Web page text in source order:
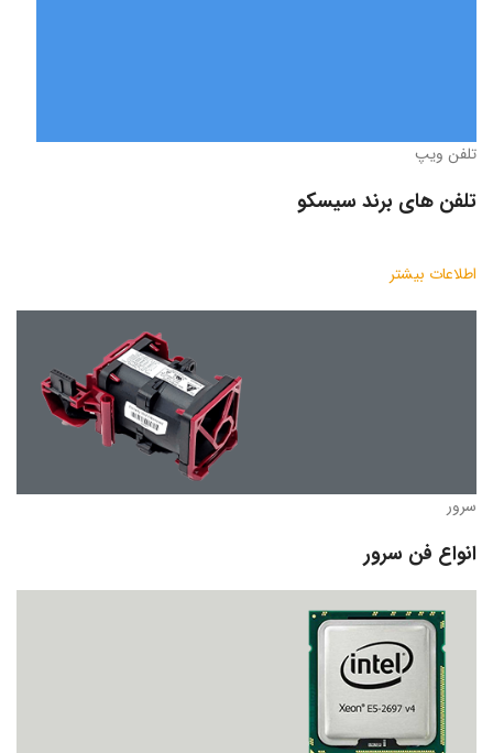
تلفن ویپ
تلفن های برند سیسکو
اطلاعات بیشتر
سرور
انواع فن سرور